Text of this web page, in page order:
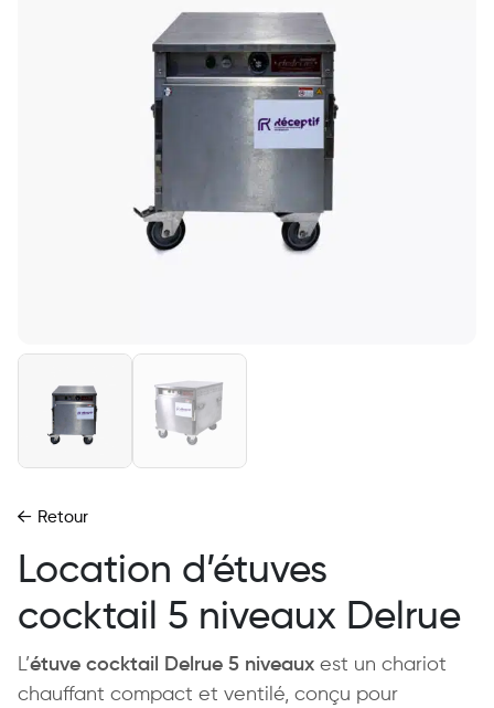
Retour
Location d’étuves
cocktail 5 niveaux Delrue
L’étuve cocktail Delrue 5 niveaux est un chariot
chauffant compact et ventilé, conçu pour